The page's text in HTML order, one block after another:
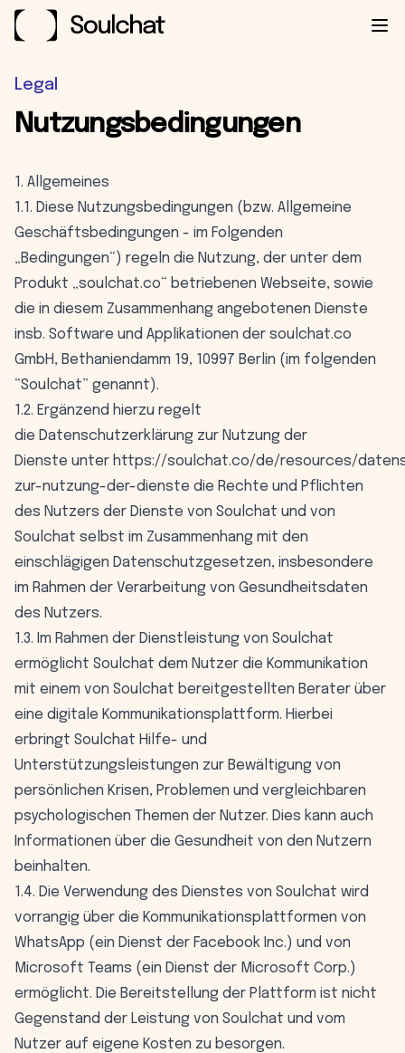
Legal
Nutzungsbedingungen
1. Allgemeines
1.1. Diese Nutzungsbedingungen (bzw. Allgemeine
Geschäftsbedingungen - im Folgenden
„Bedingungen“) regeln die Nutzung, der unter dem
Produkt „soulchat.co“ betriebenen Webseite, sowie
die in diesem Zusammenhang angebotenen Dienste
insb. Software und Applikationen der soulchat.co
GmbH, Bethaniendamm 19, 10997 Berlin (im folgenden
“Soulchat” genannt).
1.2. Ergänzend hierzu regelt
die Datenschutzerklärung zur Nutzung der
Dienste unter https://soulchat.co/de/resources/
zur-nutzung-der-dienste die Rechte und Pflichten
des Nutzers der Dienste von Soulchat und von
Soulchat selbst im Zusammenhang mit den
einschlägigen Datenschutzgesetzen, insbesondere
im Rahmen der Verarbeitung von Gesundheitsdaten
des Nutzers.
1.3. Im Rahmen der Dienstleistung von Soulchat
ermöglicht Soulchat dem Nutzer die Kommunikation
mit einem von Soulchat bereitgestellten Berater über
eine digitale Kommunikationsplattform. Hierbei
erbringt Soulchat Hilfe- und
Unterstützungsleistungen zur Bewältigung von
persönlichen Krisen, Problemen und vergleichbaren
psychologischen Themen der Nutzer. Dies kann auch
Informationen über die Gesundheit von den Nutzern
beinhalten.
1.4. Die Verwendung des Dienstes von Soulchat wird
vorrangig über die Kommunikationsplattformen von
WhatsApp (ein Dienst der Facebook Inc.) und von
Microsoft Teams (ein Dienst der Microsoft Corp.)
ermöglicht. Die Bereitstellung der Plattform ist nicht
Gegenstand der Leistung von Soulchat und vom
Nutzer auf eigene Kosten zu besorgen.